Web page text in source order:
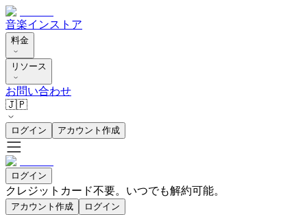
音楽インストア
料金
リソース
お問い合わせ
🇯🇵
ログイン アカウント作成
ログイン
クレジットカード不要。いつでも解約可能。
アカウント作成 ログイン